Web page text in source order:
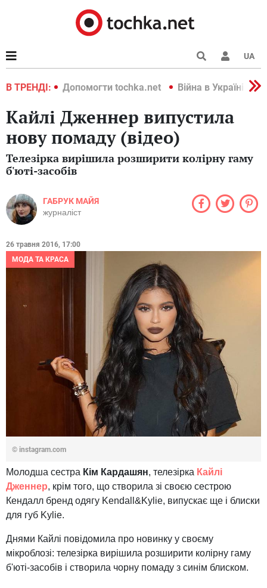
UA
В ТРЕНДІ:
2022 Допомогти tochka.net Війна в Україні 2022
Кайлі Дженнер випустила
нову помаду (відео)
Телезірка вирішила розширити колірну гаму
б'юті-засобів
ГАБРУК МАЙЯ
журналіст
26 травня 2016, 17:00
МОДА ТА КРАСА
© instagram.com
Молодша сестра Кім Кардашян, телезірка Кайлі
Дженнер, крім того, що створила зі своєю сестрою
Кендалл бренд одягу Kendall&Kylie, випускає ще і блиски
для губ Kylie.
Днями Кайлі повідомила про новинку у своєму
мікроблозі: телезірка вирішила розширити колірну гаму
б'юті-засобів і створила чорну помаду з синім блиском.